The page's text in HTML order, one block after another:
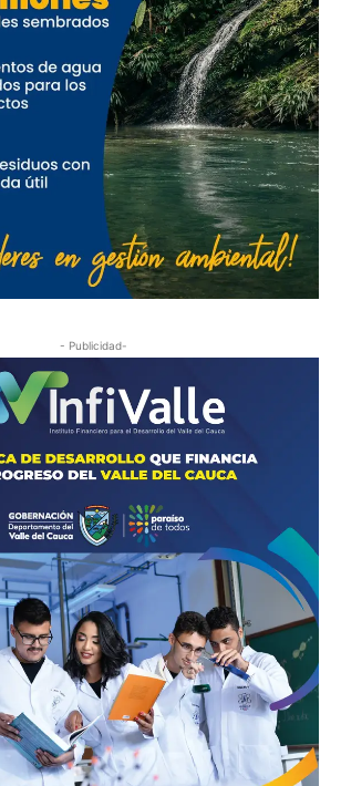
- Publicidad-